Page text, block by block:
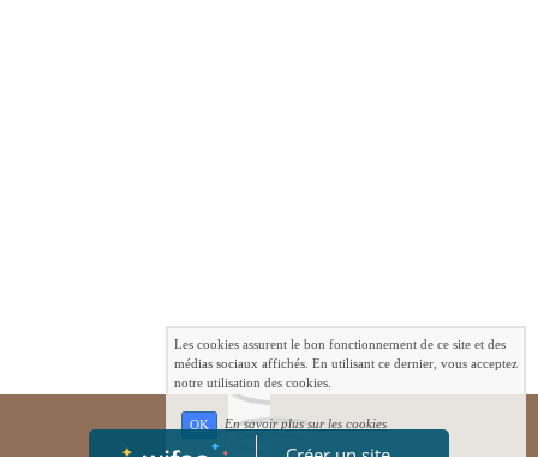
Les cookies assurent le bon fonctionnement de ce site et des
médias sociaux affichés. En utilisant ce dernier, vous acceptez
notre utilisation des cookies.
OK En savoir plus sur les cookies